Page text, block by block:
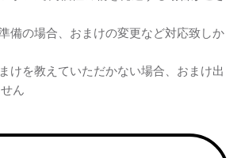
備の場合、おまけの変更など対応致しか
けを教えていただかない場合、おまけ出
ん